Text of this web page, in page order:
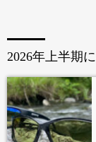
2026年上半期に